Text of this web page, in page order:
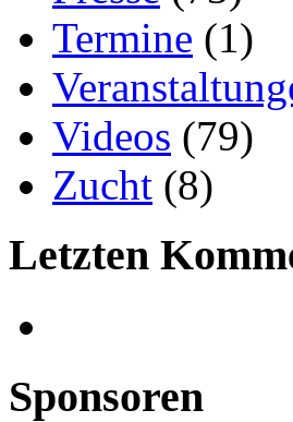
Termine (1)
Videos (79)
Zucht (8)
Letzten
Sponsoren